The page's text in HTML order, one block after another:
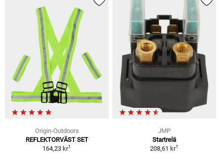
Origin-Outdoors
REFLEKTORVÄST SET
164,23 kr1
JMP
Startrelä
208,61 kr1